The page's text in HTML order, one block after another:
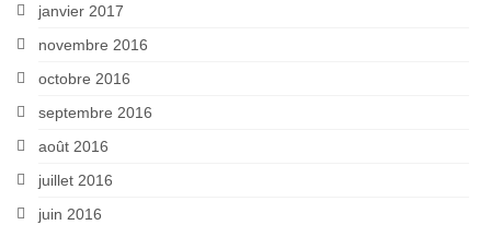
janvier 2017
novembre 2016
octobre 2016
septembre 2016
août 2016
juillet 2016
juin 2016